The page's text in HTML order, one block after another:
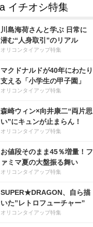
川島海荷さんと学ぶ 日常に
潜む“人身取引”のリアル
オリコンタイアップ特集
マクドナルドが40年にわたり
支える「小学生の甲子園」
オリコンタイアップ特集
森崎ウィン×向井康二“両片思
い”にキュンが止まらん！
オリコンタイアップ特集
お値段そのまま45％増量！フ
ァミマ夏の大盤振る舞い
オリコンタイアップ特集
SUPER★DRAGON、自ら描
いた”レトロフューチャー”
オリコンタイアップ特集